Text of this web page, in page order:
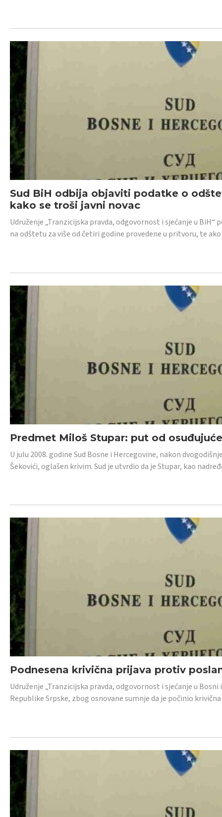
Sud BiH odbija objaviti podatke o
kako se troši javni novac
Udruženje „Tranzicijska pravda, odgovornost i sjećanje u
na odštetu za više od četiri godine provedene u pritvoru, te
Predmet Miloš Stupar: put od
U julu 2008. godine Sud Bosne i Hercegovine, nakon
Šekovići, oglašen krivim. Sud je utvrdio da je Stupar, kao
Podnesena krivična prijava protiv
Udruženje „Tranzicijska pravda, odgovornost i sjećanje u
Republike Srpske, zbog osnovane sumnje da je počinio